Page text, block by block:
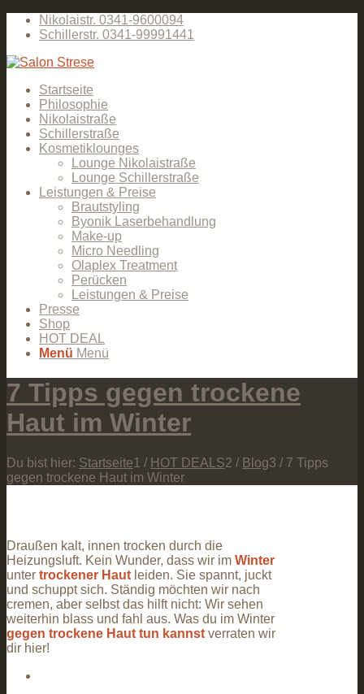
Nikolaistr. 0341-9600094
Schillerstr. 0341-99991441
Startseite
Philosophie
Nikolaistraße
Schillerstraße
Kosmetiklounges
Lounge Nikolaistraße
Lounge Schillerstraße
Leistungen & Preise
Brautstyling
Byonik Laserbehandlung
Make-up
Micro Needling
Olaplex Treatment
Perücken
Leistungen & Preise
Presse
Shop
HOT DEAL
Menü Menü
7 Tipps gegen trockene
Haut im Winter
Du bist hier: Startseite1 / HOT DEALS2 / Blog3 / 7 Tipps
gegen trockene Haut im Winter
Draußen kalt, innen trocken durch die
Heizungsluft. Kein Wunder, dass wir im Winter
unter trockener Haut leiden. Sie spannt, juckt
und schuppt sich. Ständig möchten wir nach
cremen, aber selbst das hilft nicht: Wir sehen
weiterhin blass und fahl aus. Was du im Winter
gegen trockene Haut tun kannst verraten wir
dir hier!